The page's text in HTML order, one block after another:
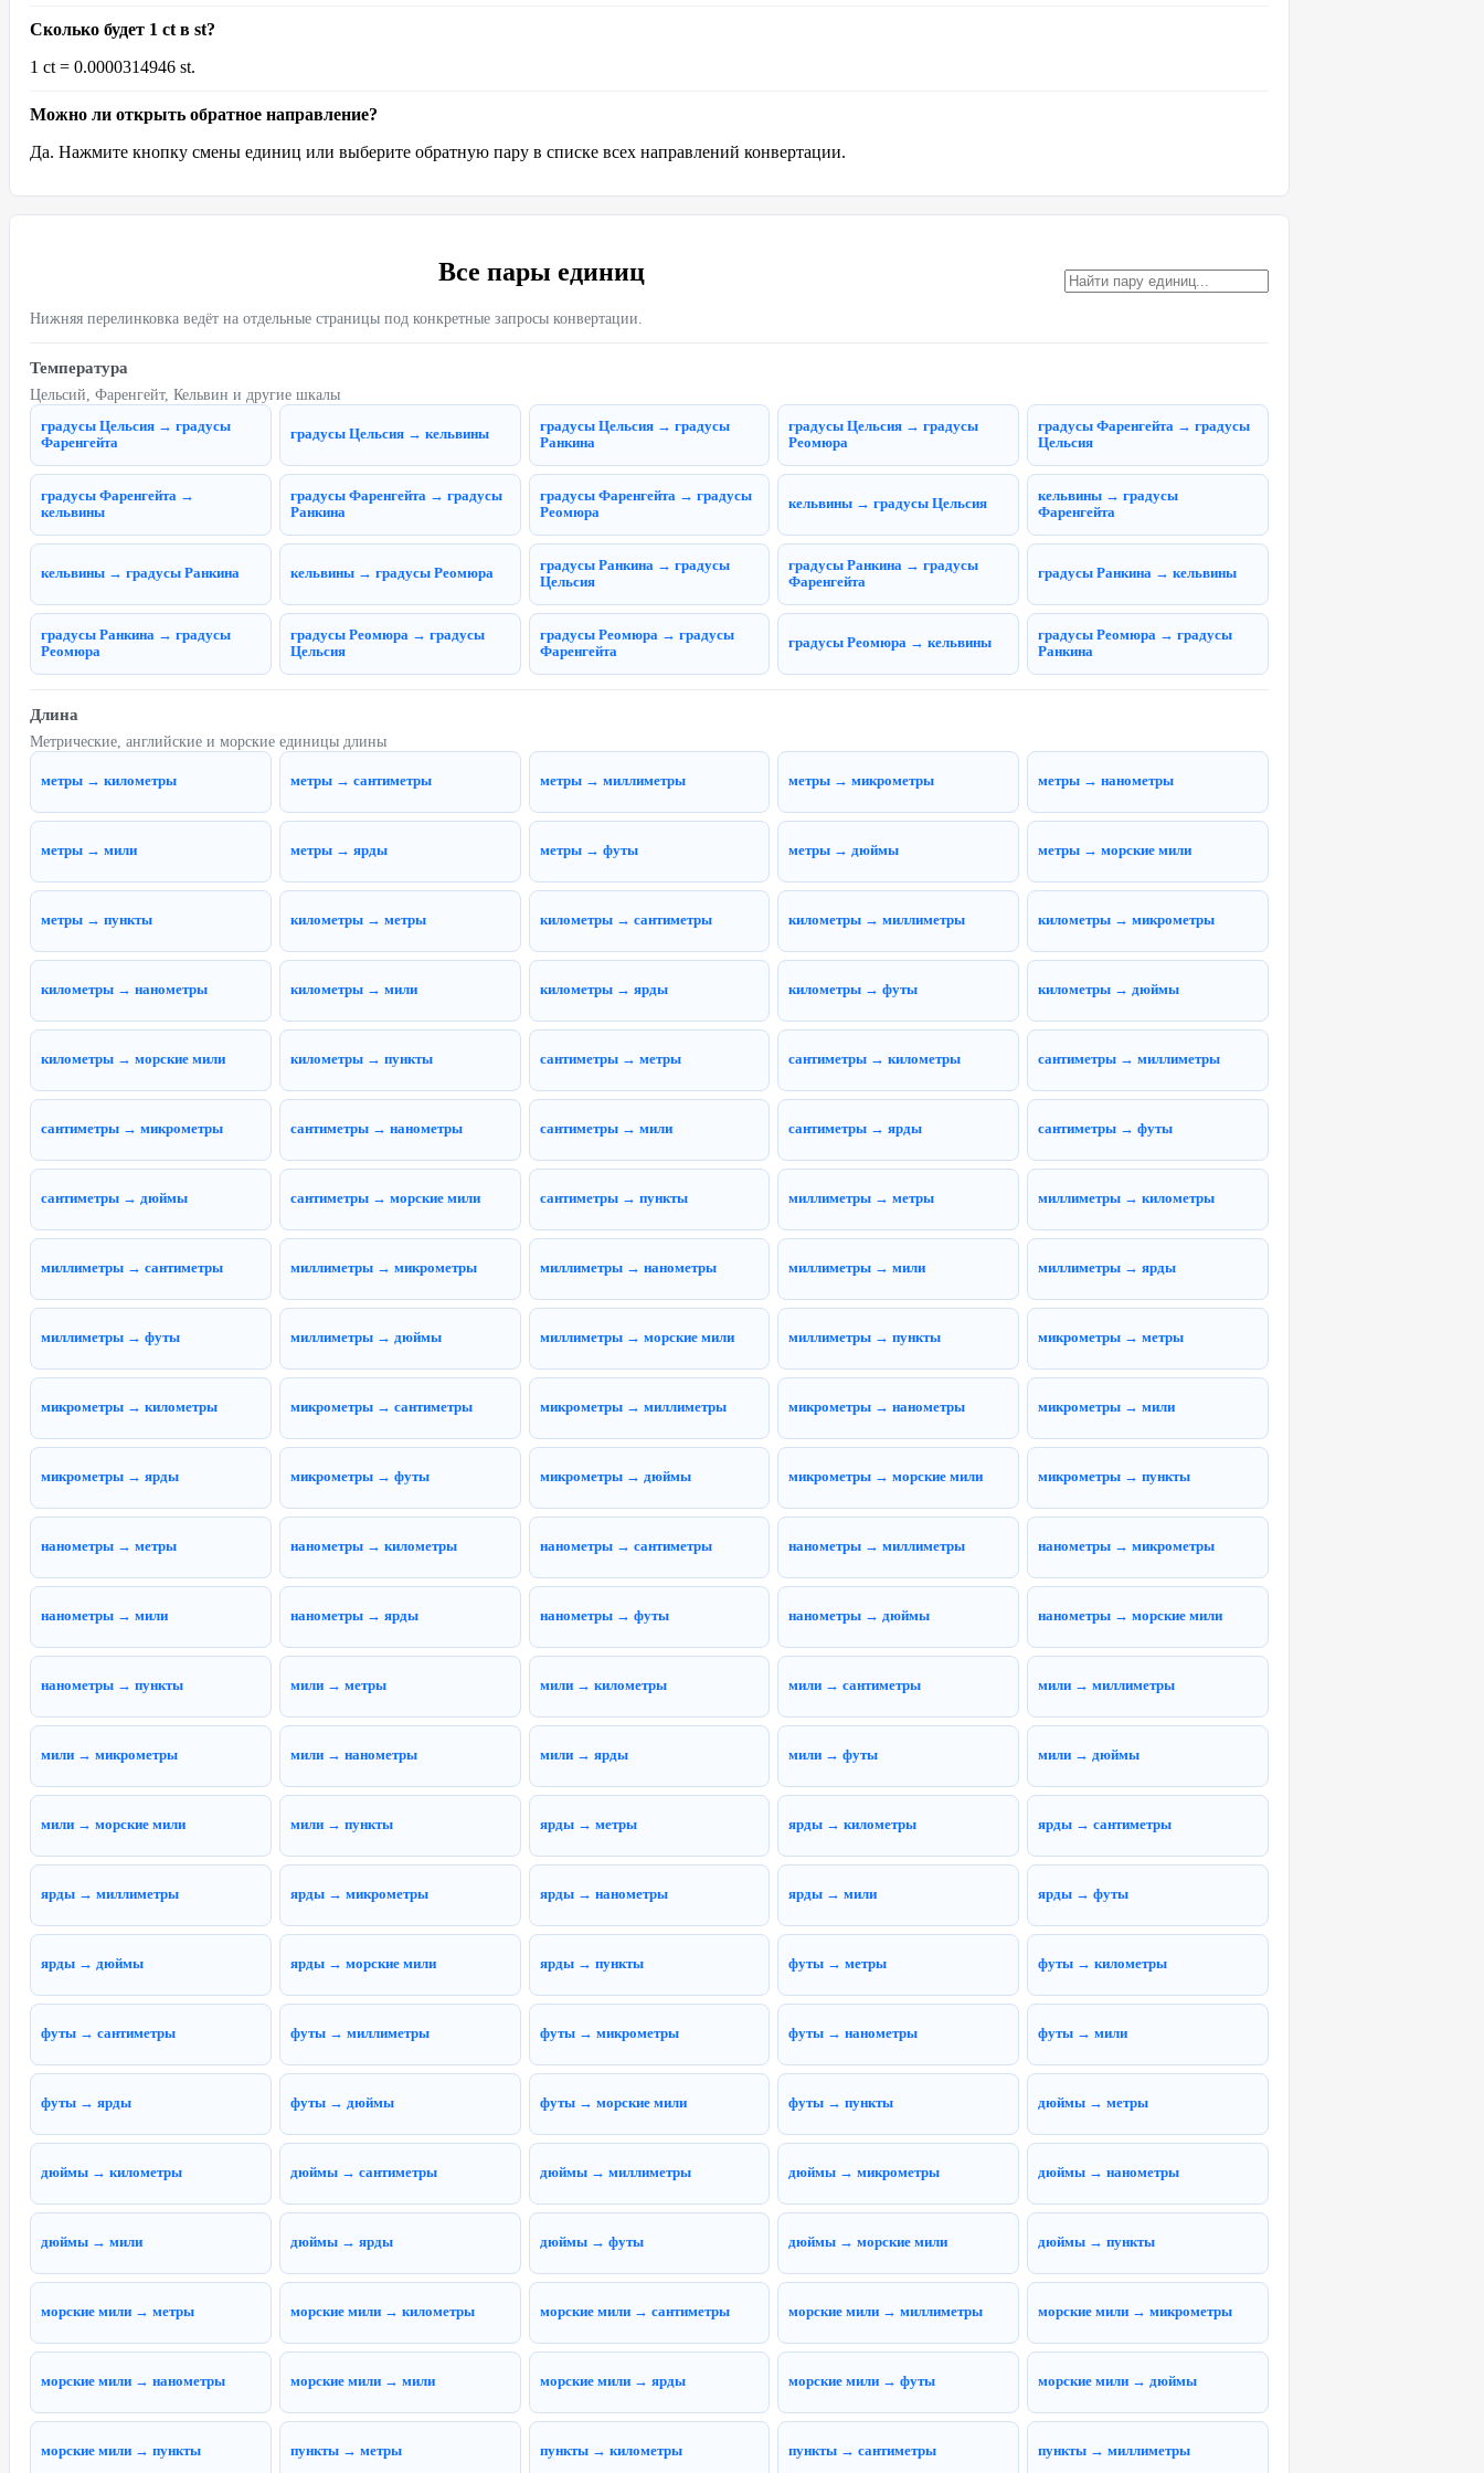
Сколько будет 1 ct в st?
1 ct = 0.0000314946 st.
Можно ли открыть обратное направление?
Да. Нажмите кнопку смены единиц или выберите обратную пару в списке всех направлений конвертации.
Все пары единиц
Нижняя перелинковка ведёт на отдельные страницы под конкретные запросы конвертации.
Температура
Цельсий, Фаренгейт, Кельвин и другие шкалы
градусы Цельсия → градусы
Фаренгейта
градусы Цельсия → кельвины
градусы Цельсия → градусы
Ранкина
градусы Цельсия → градусы
Реомюра
градусы Фаренгейта → градусы
Цельсия
градусы Фаренгейта →
кельвины
градусы Фаренгейта → градусы
Ранкина
градусы Фаренгейта → градусы
Реомюра
кельвины → градусы Цельсия
кельвины → градусы
Фаренгейта
кельвины → градусы Ранкина кельвины → градусы Реомюра
градусы Ранкина → градусы
Цельсия
градусы Ранкина → градусы
Фаренгейта
градусы Ранкина → кельвины
градусы Ранкина → градусы
Реомюра
градусы Реомюра → градусы
Цельсия
градусы Реомюра → градусы
Фаренгейта
градусы Реомюра → кельвины
градусы Реомюра → градусы
Ранкина
Длина
Метрические, английские и морские единицы длины
метры → километры метры → сантиметры метры → миллиметры метры → микрометры метры → нанометры
метры → мили метры → ярды метры → футы метры → дюймы метры → морские мили
метры → пункты километры → метры километры → сантиметры километры → миллиметры километры → микрометры
километры → нанометры километры → мили километры → ярды километры → футы километры → дюймы
километры → морские мили километры → пункты сантиметры → метры сантиметры → километры сантиметры → миллиметры
сантиметры → микрометры сантиметры → нанометры сантиметры → мили сантиметры → ярды сантиметры → футы
сантиметры → дюймы сантиметры → морские мили сантиметры → пункты миллиметры → метры миллиметры → километры
миллиметры → сантиметры миллиметры → микрометры миллиметры → нанометры миллиметры → мили миллиметры → ярды
миллиметры → футы миллиметры → дюймы миллиметры → морские мили миллиметры → пункты микрометры → метры
микрометры → километры микрометры → сантиметры микрометры → миллиметры микрометры → нанометры микрометры → мили
микрометры → ярды микрометры → футы микрометры → дюймы микрометры → морские мили микрометры → пункты
нанометры → метры нанометры → километры нанометры → сантиметры нанометры → миллиметры нанометры → микрометры
нанометры → мили нанометры → ярды нанометры → футы нанометры → дюймы нанометры → морские мили
нанометры → пункты мили → метры мили → километры мили → сантиметры мили → миллиметры
мили → микрометры мили → нанометры мили → ярды мили → футы мили → дюймы
мили → морские мили мили → пункты ярды → метры ярды → километры ярды → сантиметры
ярды → миллиметры ярды → микрометры ярды → нанометры ярды → мили ярды → футы
ярды → дюймы ярды → морские мили ярды → пункты футы → метры футы → километры
футы → сантиметры футы → миллиметры футы → микрометры футы → нанометры футы → мили
футы → ярды футы → дюймы футы → морские мили футы → пункты дюймы → метры
дюймы → километры дюймы → сантиметры дюймы → миллиметры дюймы → микрометры дюймы → нанометры
дюймы → мили дюймы → ярды дюймы → футы дюймы → морские мили дюймы → пункты
морские мили → метры морские мили → километры морские мили → сантиметры морские мили → миллиметры морские мили → микрометры
морские мили → нанометры морские мили → мили морские мили → ярды морские мили → футы морские мили → дюймы
морские мили → пункты пункты → метры пункты → километры пункты → сантиметры пункты → миллиметры